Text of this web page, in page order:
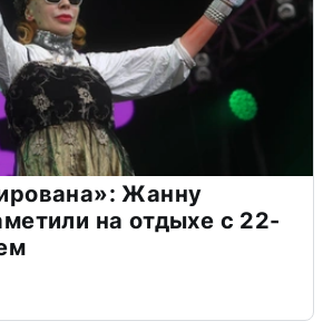
Жанну
на отдыхе с 22-